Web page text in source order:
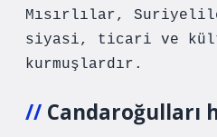
Mısırlılar,
siyasi, ticari ve
kurmuşlardır.
Candaroğulları